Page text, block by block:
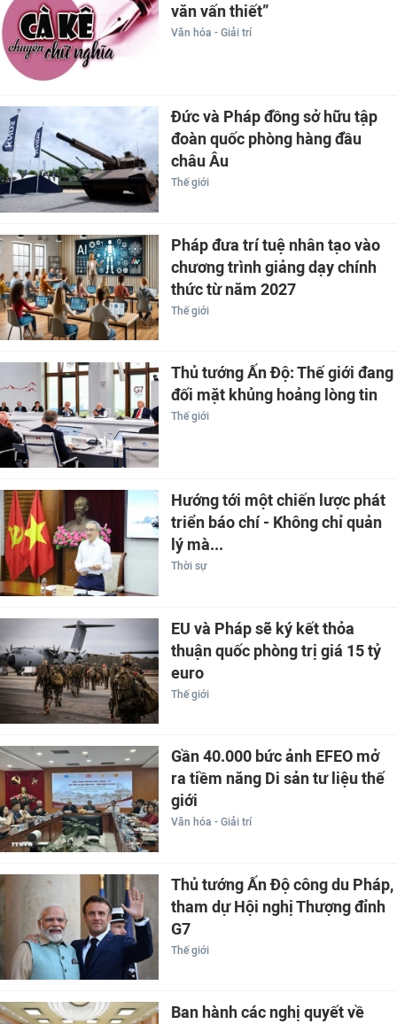
văn vấn thiết”
Văn hóa - Giải trí
Đức và Pháp đồng sở hữu tập
đoàn quốc phòng hàng đầu
châu Âu
Thế giới
Pháp đưa trí tuệ nhân tạo vào
chương trình giảng dạy chính
thức từ năm 2027
Thế giới
Thủ tướng Ấn Độ: Thế giới đang
đối mặt khủng hoảng lòng tin
Thế giới
Hướng tới một chiến lược phát
triển báo chí - Không chỉ quản
lý mà...
Thời sự
EU và Pháp sẽ ký kết thỏa
thuận quốc phòng trị giá 15 tỷ
euro
Thế giới
Gần 40.000 bức ảnh EFEO mở
ra tiềm năng Di sản tư liệu thế
giới
Văn hóa - Giải trí
Thủ tướng Ấn Độ công du Pháp,
tham dự Hội nghị Thượng đỉnh
G7
Thế giới
Ban hành các nghị quyết về